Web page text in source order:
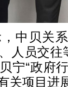
贝关系
人员交
宁“政府
关项目进